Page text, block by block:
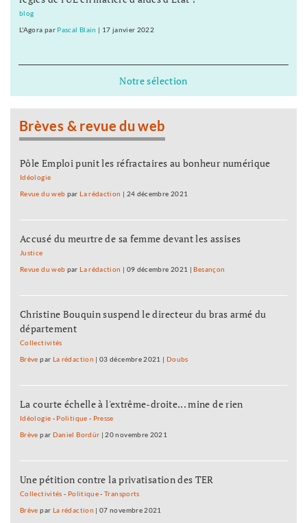
blog
L'Agora par Pascal Blain | 17 janvier 2022
Notre sélection
Brèves & revue du web
Pôle Emploi punit les réfractaires au bonheur numérique
Idéologie
Revue du web parLa rédaction | 24 décembre 2021
Accusé du meurtre de sa femme devant les assises
Justice
Revue du web parLa rédaction | 09 décembre 2021 |Besançon
Christine Bouquin suspend le directeur du bras armé du
département
Collectivités
Brève par La rédaction |03 décembre 2021 | Doubs
La courte échelle à l'extrême-droite... mine de rien
Idéologie - Politique - Presse
Brève par Daniel Bordür |20 novembre 2021
Une pétition contre la privatisation des TER
Collectivités - Politique-Transports
Brève par La rédaction |07 novembre 2021